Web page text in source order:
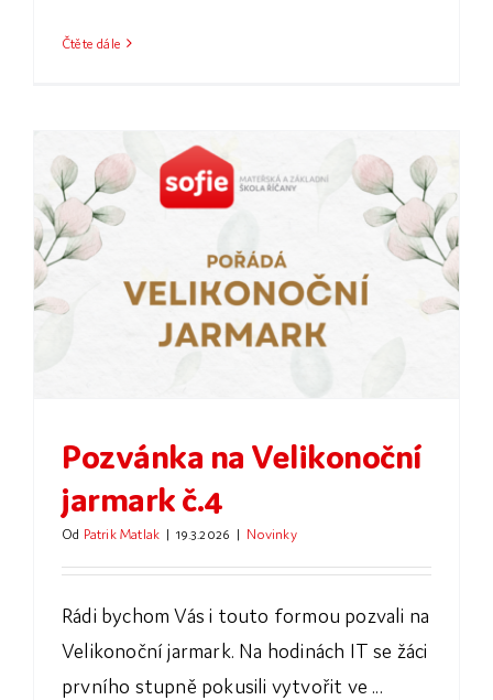
Čtěte dále
Pozvánka na Velikonoční
jarmark č.4
Od Patrik Matlak | 19.3.2026 | Novinky
Rádi bychom Vás i touto formou pozvali na
Velikonoční jarmark. Na hodinách IT se žáci
prvního stupně pokusili vytvořit ve ...